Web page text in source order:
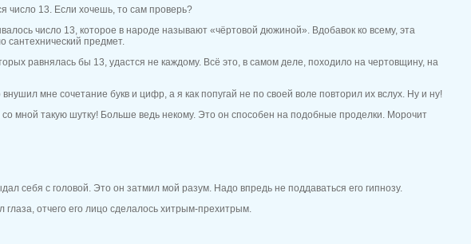
число 13. Если хочешь, то сам проверь?
число 13, которое в народе называют «чёртовой дюжиной». Вдобавок ко всему, эта
сантехнический предмет.
равнялась бы 13, удастся не каждому. Всё это, в самом деле, походило на чертовщину, на
мне сочетание букв и цифр, а я как попугай не по своей воле повторил их вслух. Ну и ну!
мной такую шутку! Больше ведь некому. Это он способен на подобные проделки. Морочит
себя с головой. Это он затмил мой разум. Надо впредь не поддаваться его гипнозу.
отчего его лицо сделалось хитрым-прехитрым.